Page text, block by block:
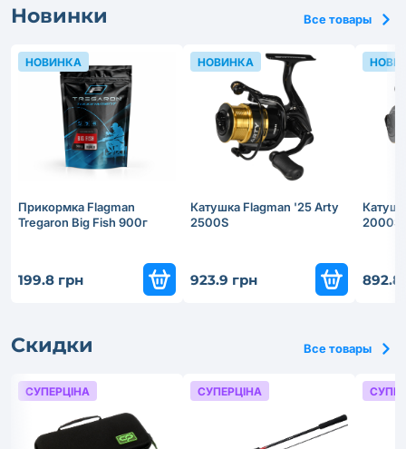
Новинки Все товары
Прикормка Flagman
Tregaron Big Fish 900г
199.8 грн
НОВИНКА
Катушка Flagman '25 Arty
2500S
923.9 грн
НОВИНКА
2000S
892.8
Скидки Все товары
СУПЕРЦІНА СУПЕРЦІНА